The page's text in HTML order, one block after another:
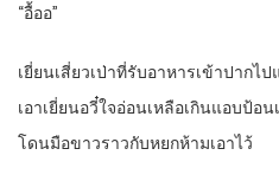
“อื้ออ”
เยี่ยนเสี่ยวเป่าที่รับอาหารเข้าปากไ
เอาเยี่ยนอวี๋ใจอ่อนเหลือเกินแอบป้อ
โดนมือขาวราวกับหยกห้ามเอาไว้